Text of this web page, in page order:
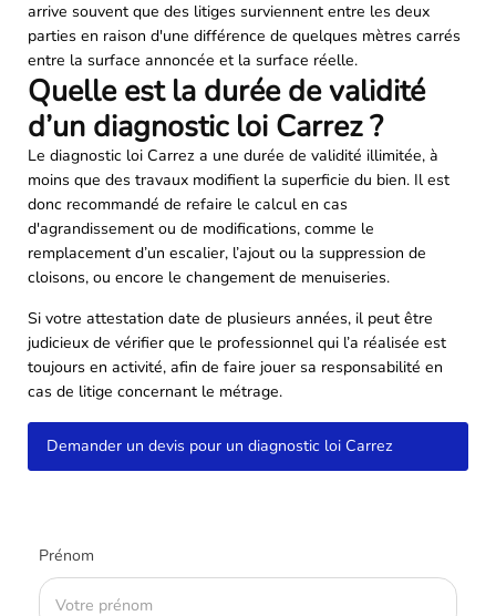
arrive souvent que des litiges surviennent entre les deux
parties en raison d'une différence de quelques mètres carrés
entre la surface annoncée et la surface réelle.
Quelle est la durée de validité
d’un diagnostic loi Carrez ?
Le diagnostic loi Carrez a une durée de validité illimitée, à
moins que des travaux modifient la superficie du bien. Il est
donc recommandé de refaire le calcul en cas
d'agrandissement ou de modifications, comme le
remplacement d’un escalier, l’ajout ou la suppression de
cloisons, ou encore le changement de menuiseries.
Si votre attestation date de plusieurs années, il peut être
judicieux de vérifier que le professionnel qui l’a réalisée est
toujours en activité, afin de faire jouer sa responsabilité en
cas de litige concernant le métrage.
Demander un devis pour un diagnostic loi Carrez
Prénom